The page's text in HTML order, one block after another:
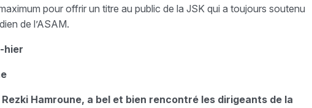
pour offrir un titre au public de la JSK qui a toujours soutenu
de l’ASAM.
hier
Hamroune, a bel et bien rencontré les dirigeants de la